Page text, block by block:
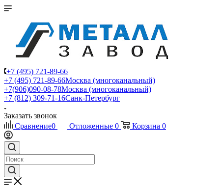
+7 (495) 721-89-66
+7 (495) 721-89-66Москва (многоканальный)
+7(906)090-08-78Москва (многоканальный)
+7 (812) 309-71-16Санк-Петербург
Заказать звонок
Сравнение0 Отложенные 0 Корзина 0